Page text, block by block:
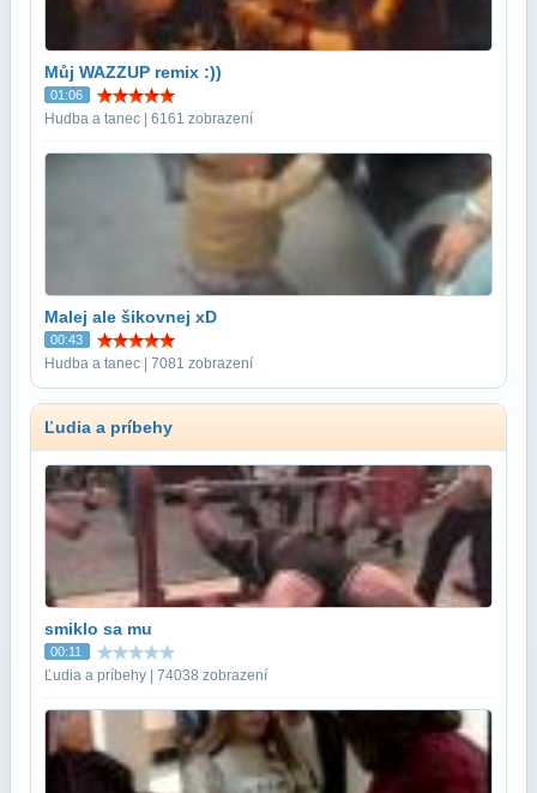
Můj WAZZUP remix :))
01:06
Hudba a tanec | 6161 zobrazení
Malej ale šikovnej xD
00:43
Hudba a tanec | 7081 zobrazení
Ľudia a príbehy
smiklo sa mu
00:11
Ľudia a príbehy | 74038 zobrazení